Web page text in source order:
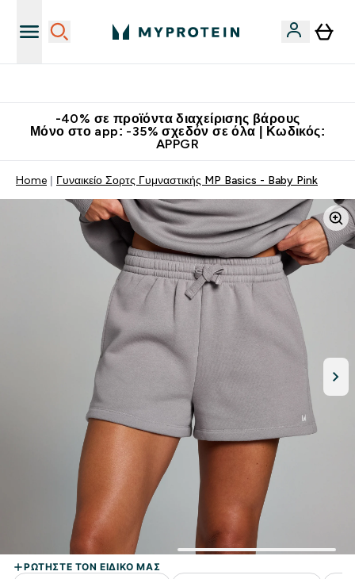
-40% σε προϊόντα διαχείρισης βάρους
Μόνο στο app: -35% σχεδόν σε όλα | Κωδικός:
APPGR
Home Γυναικείο Σορτς Γυμναστικής MP Basics - Baby Pink